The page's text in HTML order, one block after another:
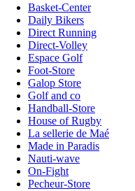
Basket-Center
Daily Bikers
Direct Running
Direct-Volley
Espace Golf
Foot-Store
Galop Store
Golf and co
Handball-Store
House of Rugby
La sellerie de Maé
Made in Paradis
Nauti-wave
On-Fight
Pecheur-Store